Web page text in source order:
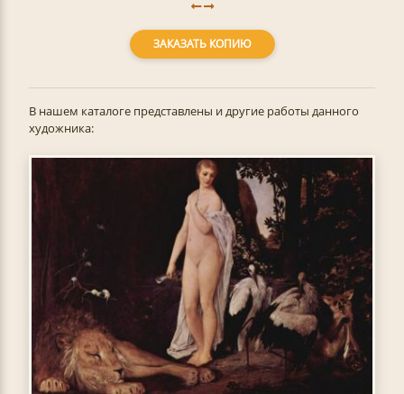
ЗАКАЗАТЬ КОПИЮ
В нашем каталоге представлены и другие работы данного
художника: